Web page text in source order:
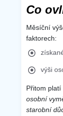
Co
Měsíční
faktorech:
výši
Přitom platí
osobní
starobní